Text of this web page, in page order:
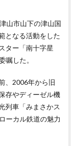
山市山下の津山国
となる活動をした
ター「南十字星
嘱した。
、2006年から旧
存やディーゼル機
列車「みまさかス
ーカル鉄道の魅力